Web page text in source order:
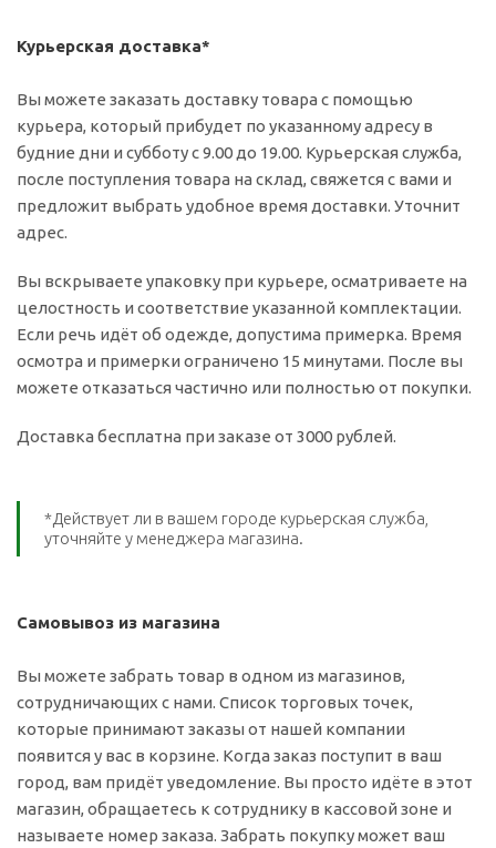
Курьерская доставка*
Вы можете заказать доставку товара с помощью
курьера, который прибудет по указанному адресу в
будние дни и субботу с 9.00 до 19.00. Курьерская служба,
после поступления товара на склад, свяжется с вами и
предложит выбрать удобное время доставки. Уточнит
адрес.
Вы вскрываете упаковку при курьере, осматриваете на
целостность и соответствие указанной комплектации.
Если речь идёт об одежде, допустима примерка. Время
осмотра и примерки ограничено 15 минутами. После вы
можете отказаться частично или полностью от покупки.
Доставка бесплатна при заказе от 3000 рублей.
*Действует ли в вашем городе курьерская служба,
уточняйте у менеджера магазина.
Самовывоз из магазина
Вы можете забрать товар в одном из магазинов,
сотрудничающих с нами. Список торговых точек,
которые принимают заказы от нашей компании
появится у вас в корзине. Когда заказ поступит в ваш
город, вам придёт уведомление. Вы просто идёте в этот
магазин, обращаетесь к сотруднику в кассовой зоне и
называете номер заказа. Забрать покупку может ваш